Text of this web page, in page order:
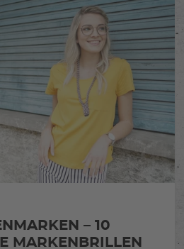
– 10
MARKENBRILLEN